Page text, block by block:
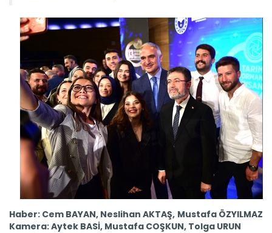
Haber: Cem BAYAN, Neslihan AKTAŞ, Mustafa ÖZYILMAZ
Kamera: Aytek BASİ, Mustafa COŞKUN, Tolga URUN